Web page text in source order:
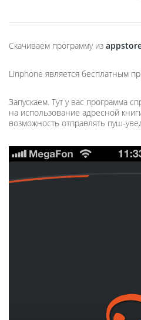
Скачиваем программу из
Linphone является бесплатным
Запускаем. Тут у вас программа
на использование адресной
возможность отправлять пуш-